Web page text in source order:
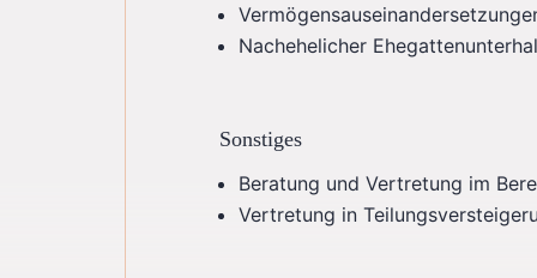
Nachehelicher
Sonstiges
Beratung und Vertretung im
Vertretung in